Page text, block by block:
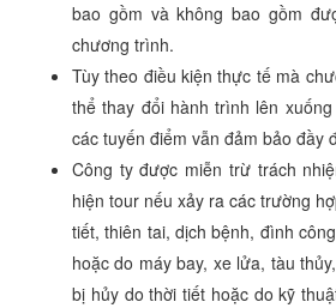
bao gồm và không bao gồm
chương trình.
Tùy theo điều kiện thực tế mà
thể thay đổi hành trình lên
các tuyến điểm vẫn đảm bảo đầy
Công ty được miễn trừ trách
hiện tour nếu xảy ra các trường
tiết, thiên tai, dịch bệnh, đình
hoặc do máy bay, xe lửa, tàu
bị hủy do thời tiết hoặc do kỹ